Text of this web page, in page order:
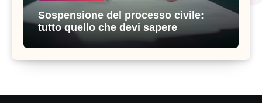
Sospensione del processo civile:
tutto quello che devi sapere